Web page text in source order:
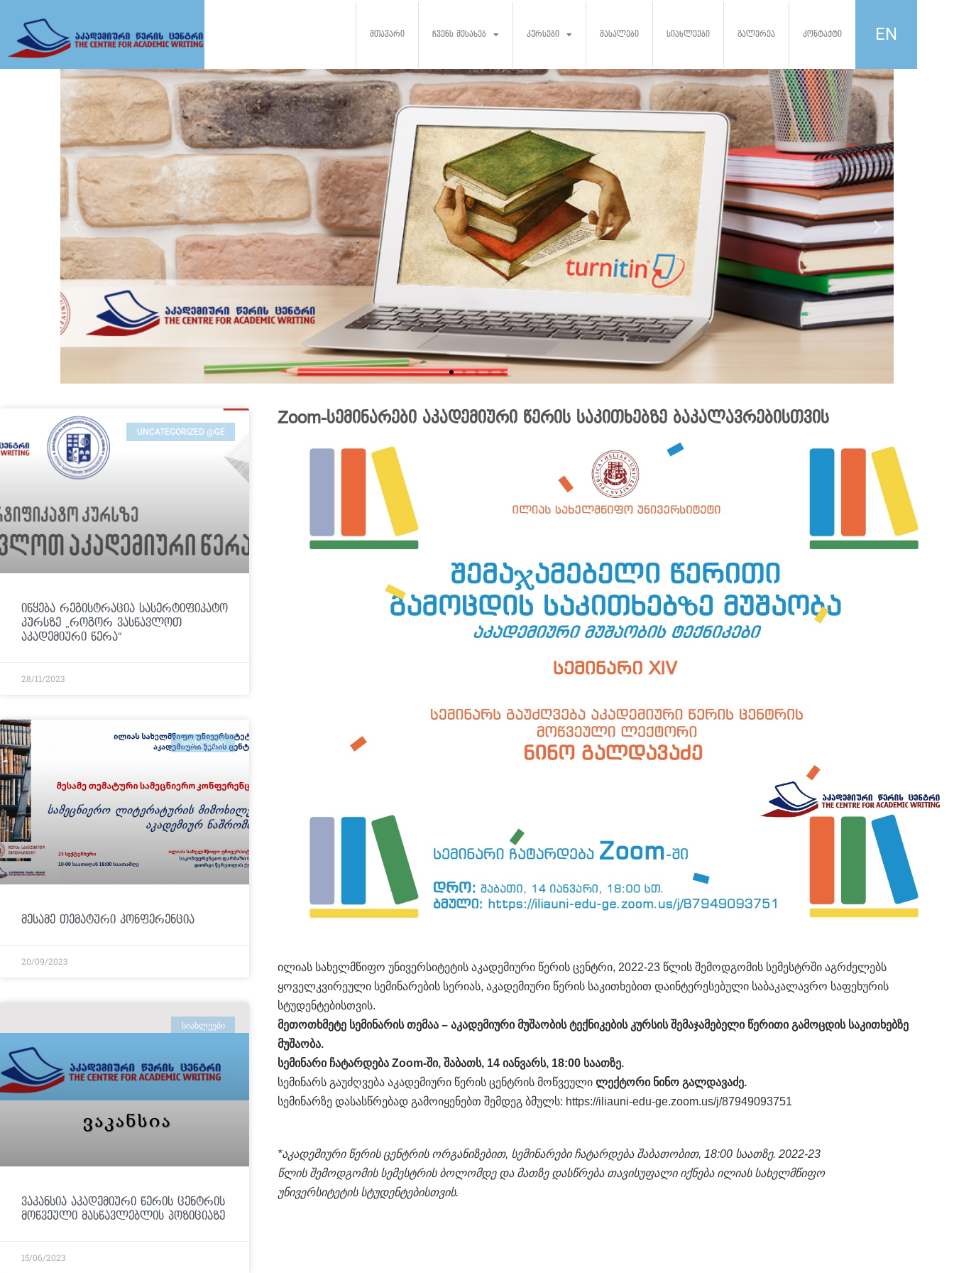
მთავარი ჩვენს შესახებ კურსები მასალები სიახლეები გალერეა კონტაქტი EN
UNCATEGORIZED @GE
იწყება რეგისტრაცია სასერტიფიკატო
კურსზე „როგორ ვასწავლოთ
აკადემიური წერა“
28/11/2023
ᲡᲘᲐᲮᲚᲔᲔᲑᲘ
მესამე თემატური კონფერენცია
20/09/2023
ᲡᲘᲐᲮᲚᲔᲔᲑᲘ
ვაკანსია აკადემიური წერის ცენტრის
მოწვეული მასწავლებლის პოზიციაზე
15/06/2023
Zoom-სემინარები აკადემიური წერის საკითხებზე ბაკალავრებისთვის
ილიას სახელმწიფო უნივერსიტეტის აკადემიური წერის ცენტრი, 2022-23 წლის შემოდგომის სემესტრში აგრძელებს
ყოველკვირეული სემინარების სერიას, აკადემიური წერის საკითხებით დაინტერესებული საბაკალავრო საფეხურის
სტუდენტებისთვის.
მეთოთხმეტე სემინარის თემაა – აკადემიური მუშაობის ტექნიკების კურსის შემაჯამებელი წერითი გამოცდის საკითხებზე
მუშაობა.
სემინარი ჩატარდება Zoom-ში, შაბათს, 14 იანვარს, 18:00 საათზე.
სემინარს გაუძღვება აკადემიური წერის ცენტრის მოწვეულილექტორი ნინო გალდავაძე.
სემინარზე დასასწრებად გამოიყენებთ შემდეგ ბმულს: https://iliauni-edu-ge.zoom.us/j/87949093751
*აკადემიური წერის ცენტრის ორგანიზებით, სემინარები ჩატარდება შაბათობით, 18:00 საათზე. 2022-23
წლის შემოდგომის სემესტრის ბოლომდე და მათზე დასწრება თავისუფალი იქნება ილიას სახელმწიფო
უნივერსიტეტის სტუდენტებისთვის.